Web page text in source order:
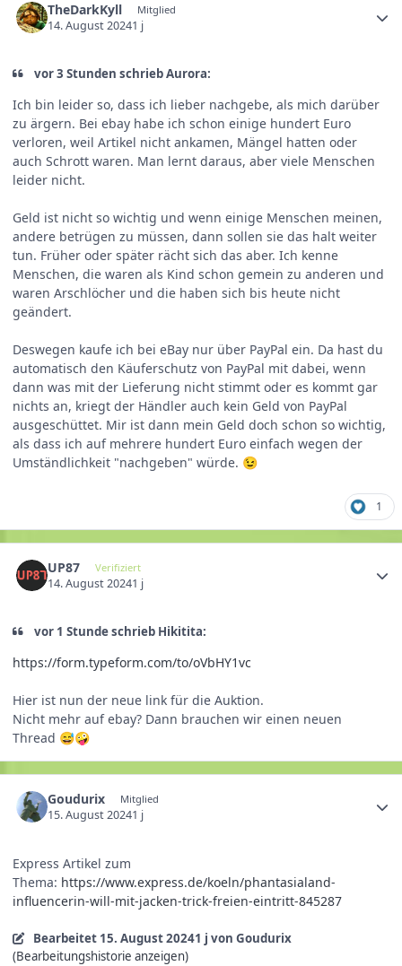
TheDarkKyll Mitglied
14. August 20241 j
vor 3 Stunden schrieb Aurora:
Ich bin leider so, dass ich lieber nachgebe, als mich darüber
zu ärgern. Bei ebay habe ich schon einige hundert Euro
verloren, weil Artikel nicht ankamen, Mängel hatten oder
auch Schrott waren. Man lernt daraus, aber viele Menschen
leider nicht.
Geld ist nicht so wichtig und wenn einige Menschen meinen,
andere betrügen zu müssen, dann sollen sie das halt weiter
tun. Früher oder später rächt sich das aber. Ich kenne
Menschen, die waren als Kind schon gemein zu anderen und
waren Arschlöcher und die haben sich bis heute nicht
geändert.
Deswegen kaufe ich bei eBay nur über PayPal ein. Da hast du
automatisch den Käuferschutz von PayPal mit dabei, wenn
dann was mit der Lieferung nicht stimmt oder es kommt gar
nichts an, kriegt der Händler auch kein Geld von PayPal
ausgeschüttet. Mir ist dann mein Geld doch schon so wichtig,
als dass ich auf mehrere hundert Euro einfach wegen der
Umständlichkeit "nachgeben" würde. 😉
1
UP87 Verifiziert
14. August 20241 j
vor 1 Stunde schrieb Hikitita:
https://form.typeform.com/to/oVbHY1vc
Hier ist nun der neue link für die Auktion.
Nicht mehr auf ebay? Dann brauchen wir einen neuen
Thread 😅🤪
Goudurix Mitglied
15. August 20241 j
Express Artikel zum
Thema: https://www.express.de/koeln/phantasialand-
influencerin-will-mit-jacken-trick-freien-eintritt-845287
Bearbeitet 15. August 20241 j von Goudurix
(Bearbeitungshistorie anzeigen)